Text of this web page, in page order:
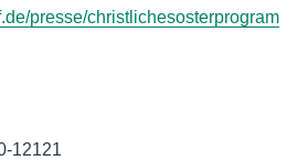
presse/christlichesosterprogram
12121